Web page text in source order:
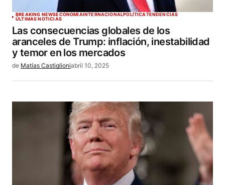
BREAKING NEWSECONOMÍAINTERNACIONALPOLÍTICATENDENCIAS
ÚLTIMAS NOTICIAS
Las consecuencias globales de los
aranceles de Trump: inflación, inestabilidad
y temor en los mercados
de Matías Castiglioniabril 10, 2025